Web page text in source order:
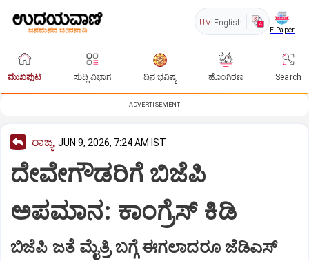
UV English
E-Paper
ಮುಖಪುಟ ಸುದ್ದಿ ವಿಭಾಗ ದಿನ ಭವಿಷ್ಯ ಹೊಂಗಿರಣ Search
ADVERTISEMENT
ರಾಜ್ಯ JUN 9, 2026, 7:24 AM IST
ದೇವೇಗೌಡರಿಗೆ ಬಿಜೆಪಿ
ಅಪಮಾನ: ಕಾಂಗ್ರೆಸ್‌ ಕಿಡಿ
ಬಿಜೆಪಿ ಜತೆ ಮೈತ್ರಿ ಬಗ್ಗೆ ಈಗಲಾದರೂ ಜೆಡಿಎಸ್‌